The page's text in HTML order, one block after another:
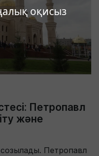
оқисыз
Петропавл
және
Петропавл